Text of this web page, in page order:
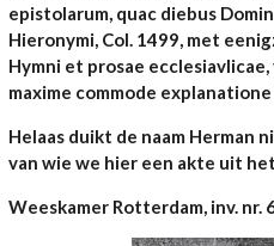
epistolarum, quac diebus
Hieronymi, Col. 1499, met
Hymni et prosae
maxime commode
Helaas duikt de naam Herman
van wie we hier een akte uit
Weeskamer Rotterdam, inv. nr.